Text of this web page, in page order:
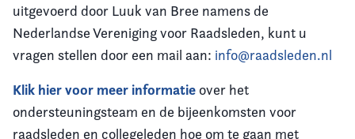
uitgevoerd door Luuk van Bree namens de
Nederlandse Vereniging voor Raadsleden, kunt u
vragen stellen door een mail aan: info@raadsleden.nl
Klik hier voor meer informatie over het
ondersteuningsteam en de bijeenkomsten voor
raadsleden en collegeleden hoe om te gaan met